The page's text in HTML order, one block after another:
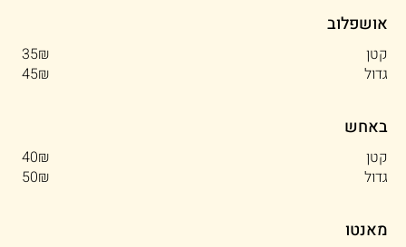
אושפלוב
קטן
‏35 ‏₪
גדול
‏45 ‏₪
באחש
קטן
‏40 ‏₪
גדול
‏50 ‏₪
מאנטו